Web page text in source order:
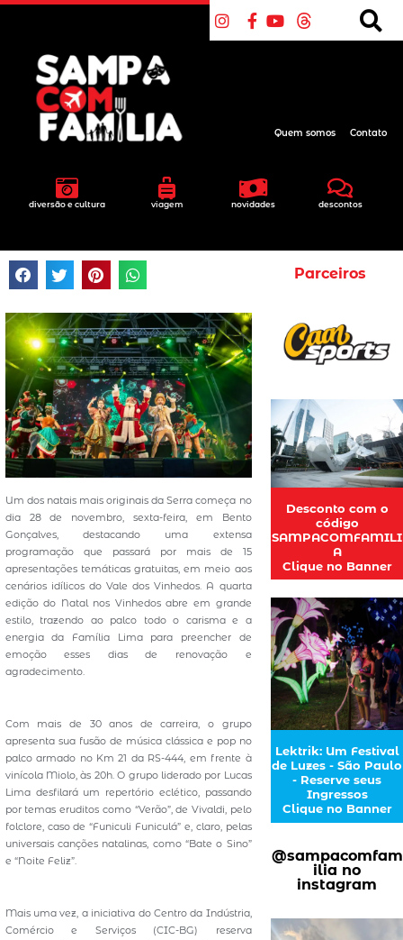
diversão e cultura viagem novidades descontos
Quem somos Contato
Natal nos Vinhedos
Um dos natais mais originais da Serra começa no
dia 28 de novembro, sexta-feira, em Bento
Gonçalves, destacando uma extensa
programação que passará por mais de 15
apresentações temáticas gratuitas, em meio aos
cenários idílicos do Vale dos Vinhedos. A quarta
edição do Natal nos Vinhedos abre em grande
estilo, trazendo ao palco todo o carisma e a
energia da Família Lima para preencher de
emoção esses dias de renovação e
agradecimento.
Com mais de 30 anos de carreira, o grupo
apresenta sua fusão de música clássica e pop no
palco armado no Km 21 da RS-444, em frente à
vinícola Miolo, às 20h. O grupo liderado por Lucas
Lima desfilará um repertório eclético, passando
por temas eruditos como “Verão”, de Vivaldi, pelo
folclore, caso de “Funiculi Funiculá” e, claro, pelas
universais canções natalinas, como “Bate o Sino”
e “Noite Feliz”.
Mais uma vez, a iniciativa do Centro da Indústria,
Comércio e Serviços (CIC-BG) reserva
Parceiros
Desconto com o
código
SAMPACOMFAMILI
A
Clique no Banner
Lektrik: Um Festival
de Luzes - São Paulo
- Reserve seus
Ingressos
Clique no Banner
@sampacomfam
ilia no
instagram